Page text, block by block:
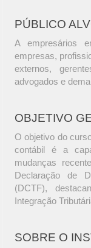
PÚBLICO
A empresários
empresas,
externos,
advogados e
OBJETIVO
O objetivo do
contábil é a
mudanças
Declaração de
(DCTF),
Integração
SOBRE O